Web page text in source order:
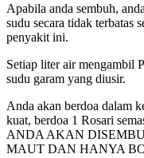
Apabila anda sembuh,
sudu secara tidak terbatas
penyakit ini.
Setiap liter air mengambil
sudu garam yang diusir.
Anda akan berdoa dalam
kuat, berdoa 1 Rosari
ANDA AKAN
MAUT DAN HANYA